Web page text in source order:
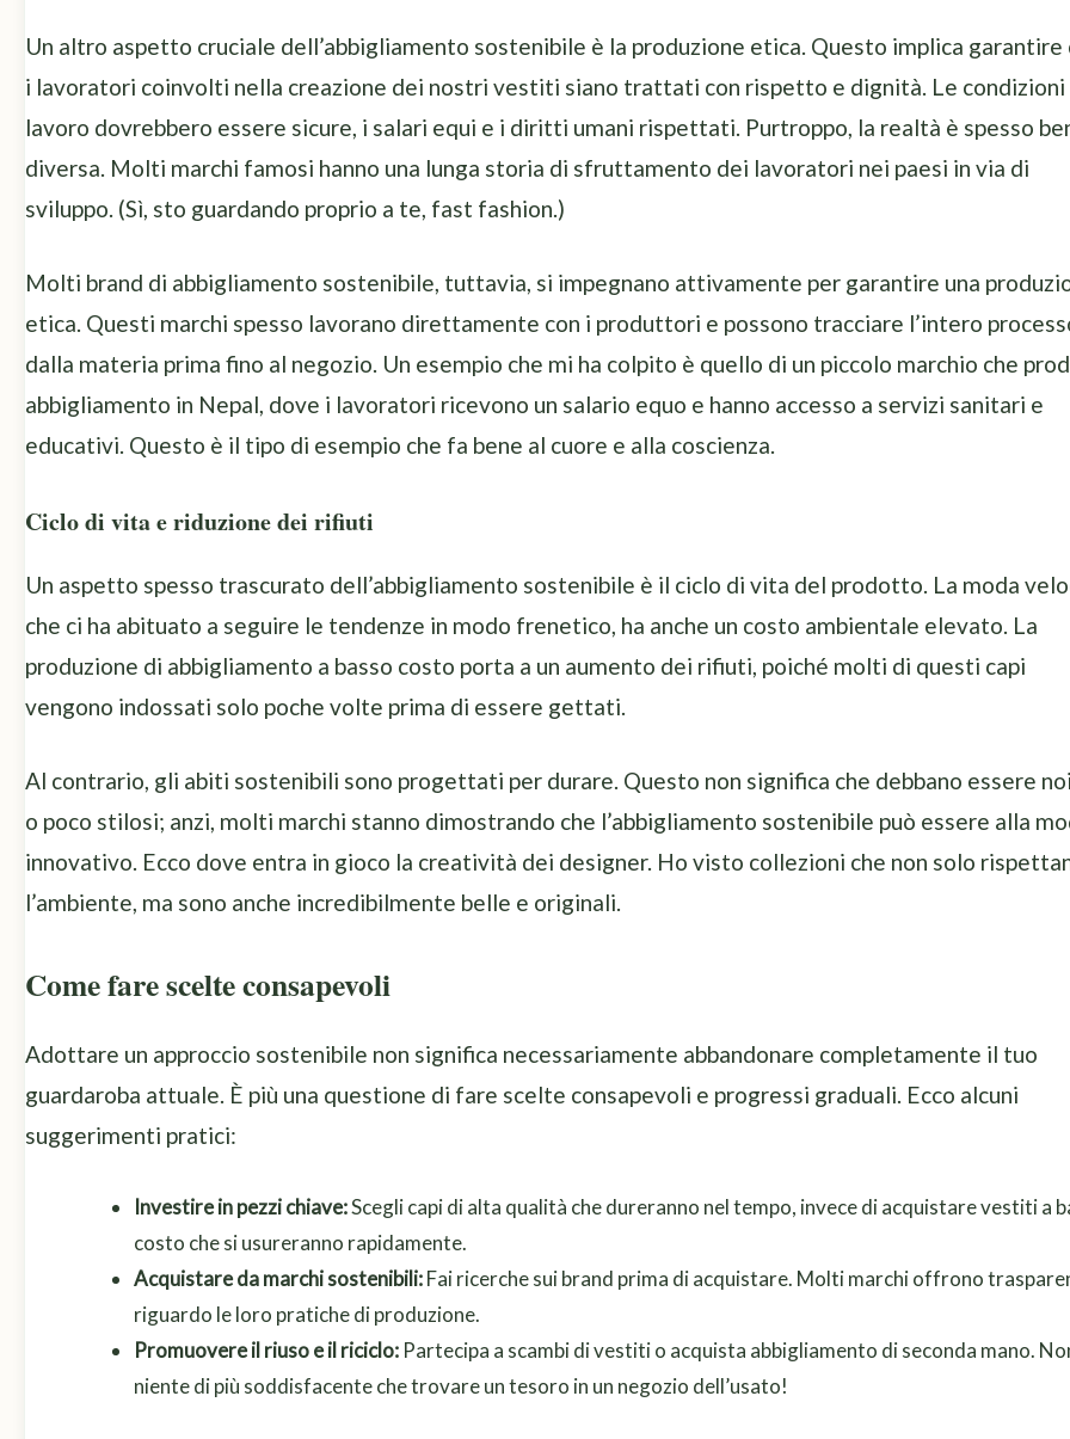
Un altro aspetto cruciale dell’abbigliamento sostenibile è la produzione etica. Questo implica garantire
i lavoratori coinvolti nella creazione dei nostri vestiti siano trattati con rispetto e dignità. Le condizioni
lavoro dovrebbero essere sicure, i salari equi e i diritti umani rispettati. Purtroppo, la realtà è spesso
diversa. Molti marchi famosi hanno una lunga storia di sfruttamento dei lavoratori nei paesi in via di
sviluppo. (Sì, sto guardando proprio a te, fast fashion.)
Molti brand di abbigliamento sostenibile, tuttavia, si impegnano attivamente per garantire una
etica. Questi marchi spesso lavorano direttamente con i produttori e possono tracciare l’intero
dalla materia prima fino al negozio. Un esempio che mi ha colpito è quello di un piccolo marchio che
abbigliamento in Nepal, dove i lavoratori ricevono un salario equo e hanno accesso a servizi sanitari e
educativi. Questo è il tipo di esempio che fa bene al cuore e alla coscienza.
Ciclo di vita e riduzione dei rifiuti
Un aspetto spesso trascurato dell’abbigliamento sostenibile è il ciclo di vita del prodotto. La moda
che ci ha abituato a seguire le tendenze in modo frenetico, ha anche un costo ambientale elevato. La
produzione di abbigliamento a basso costo porta a un aumento dei rifiuti, poiché molti di questi capi
vengono indossati solo poche volte prima di essere gettati.
Al contrario, gli abiti sostenibili sono progettati per durare. Questo non significa che debbano essere
o poco stilosi; anzi, molti marchi stanno dimostrando che l’abbigliamento sostenibile può essere alla
innovativo. Ecco dove entra in gioco la creatività dei designer. Ho visto collezioni che non solo
l’ambiente, ma sono anche incredibilmente belle e originali.
Come fare scelte consapevoli
Adottare un approccio sostenibile non significa necessariamente abbandonare completamente il tuo
guardaroba attuale. È più una questione di fare scelte consapevoli e progressi graduali. Ecco alcuni
suggerimenti pratici:
Investire in pezzi chiave:Scegli capi di alta qualità che dureranno nel tempo, invece di acquistare vestiti a
costo che si usureranno rapidamente.
Acquistare da marchi sostenibili:Fai ricerche sui brand prima di acquistare. Molti marchi offrono
riguardo le loro pratiche di produzione.
Promuovere il riuso e il riciclo: Partecipa a scambi di vestiti o acquista abbigliamento di seconda mano.
niente di più soddisfacente che trovare un tesoro in un negozio dell’usato!